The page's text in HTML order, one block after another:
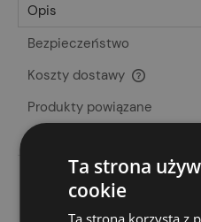
Opis
Bezpieczeństwo
Koszty dostawy
Cena nie zawiera ewentualnych
Produkty powiązane
Membrana dachowa mająca
przed przenikaniem wilgoci,
zewnątrz, jak i wytwarzanej
Ta strona
cookie
Ta strona korzysta z